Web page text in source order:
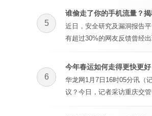
5
谁偷走了你的手机流量？
近日，安全研究及漏洞报告
有超过30%的网友反馈曾经
6
今年春运如何走得更快更
华龙网1月7日16时05分讯（
议？今日，记者采访重庆交